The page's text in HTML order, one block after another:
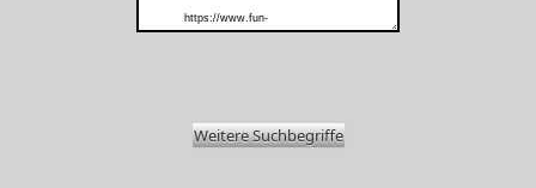
Weitere Suchbegriffe